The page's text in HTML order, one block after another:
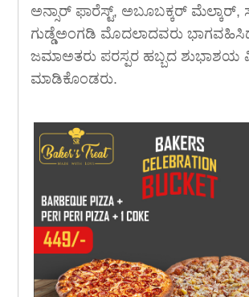
ಅನ್ಸಾರ್ ಫಾರೆಸ್ಟ್, ಅಬೂಬಕ್ಕರ್ ಮೆಲ್ಕಾರ್,
ಗುಡ್ಡೆಅಂಗಡಿ ಮೊದಲಾದವರು
ಜಮಾಅತರು ಪರಸ್ಪರ ಹಬ್ಬದ
ಮಾಡಿಕೊಂಡರು.